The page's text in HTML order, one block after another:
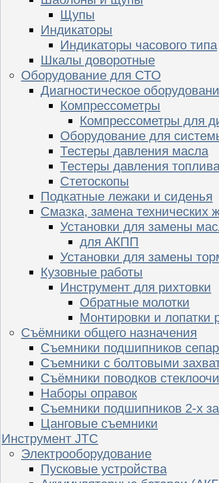
Щупы
Индикаторы
Индикаторы часового типа
Шкалы доворотные
Оборудование для СТО
Диагностическое
Компрессометры
Компрессометры для
Оборудование для
Тестеры давления масла
Тестеры давления
Стетоскопы
Подкатные лежаки и сиденья
Смазка, замена технических
Установки для замены
для АКПП
Установки для замены
Кузовные работы
Инструмент для рихтовки
Обратные молотки
Монтировки и лопатки
Съёмники общего назначения
Съемники подшипников
Съемники с болтовыми
Съёмники поводков
Наборы оправок
Съемники подшипников 2-х
Цанговые съемники
Инструмент JTC
Электрооборудование
Пусковые устройства